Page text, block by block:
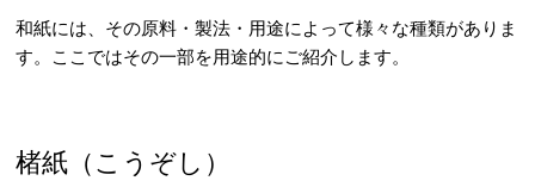
和紙には、その原料・製法・用途によって様々な種類がありま
す。ここではその一部を用途的にご紹介します。
楮紙（こうぞし）